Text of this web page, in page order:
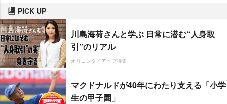
PICK UP
川島海荷さんと学ぶ 日常に潜む“人身取
引”のリアル
オリコンタイアップ特集
マクドナルドが40年にわたり支える「小学
生の甲子園」